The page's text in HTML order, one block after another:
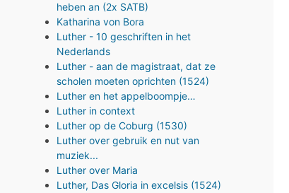
heben an (2x SATB)
Katharina von Bora
Luther - 10 geschriften in het
Nederlands
Luther - aan de magistraat, dat ze
scholen moeten oprichten (1524)
Luther en het appelboompje…
Luther in context
Luther op de Coburg (1530)
Luther over gebruik en nut van
muziek...
Luther over Maria
Luther, Das Gloria in excelsis (1524)